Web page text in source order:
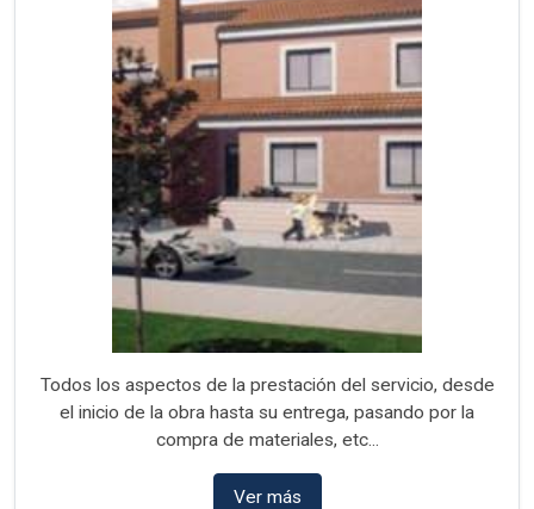
Todos los aspectos de la prestación del servicio, desde
el inicio de la obra hasta su entrega, pasando por la
compra de materiales, etc...
Ver más